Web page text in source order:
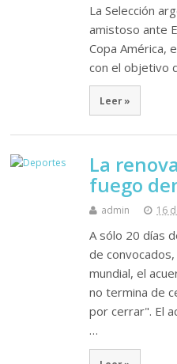
La Selección
amistoso ante
Copa América,
con el objetivo
Leer »
La
fuego
admin 16
A sólo 20 días
de
mundial, el
no termina de
por cerrar". El
…